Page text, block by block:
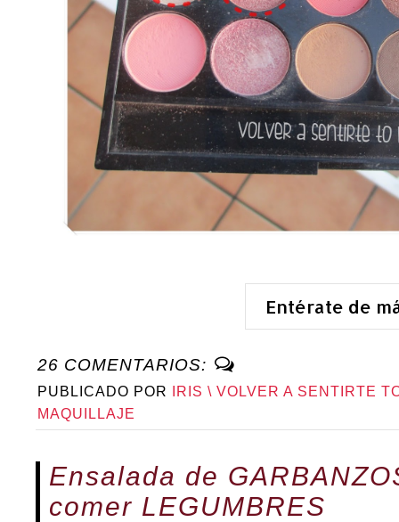
Entérate de
26 COMENTARIOS:
PUBLICADO POR
IRIS \ VOLVER A SENTIRTE
MAQUILLAJE
Ensalada de
comer LEGUMBRES